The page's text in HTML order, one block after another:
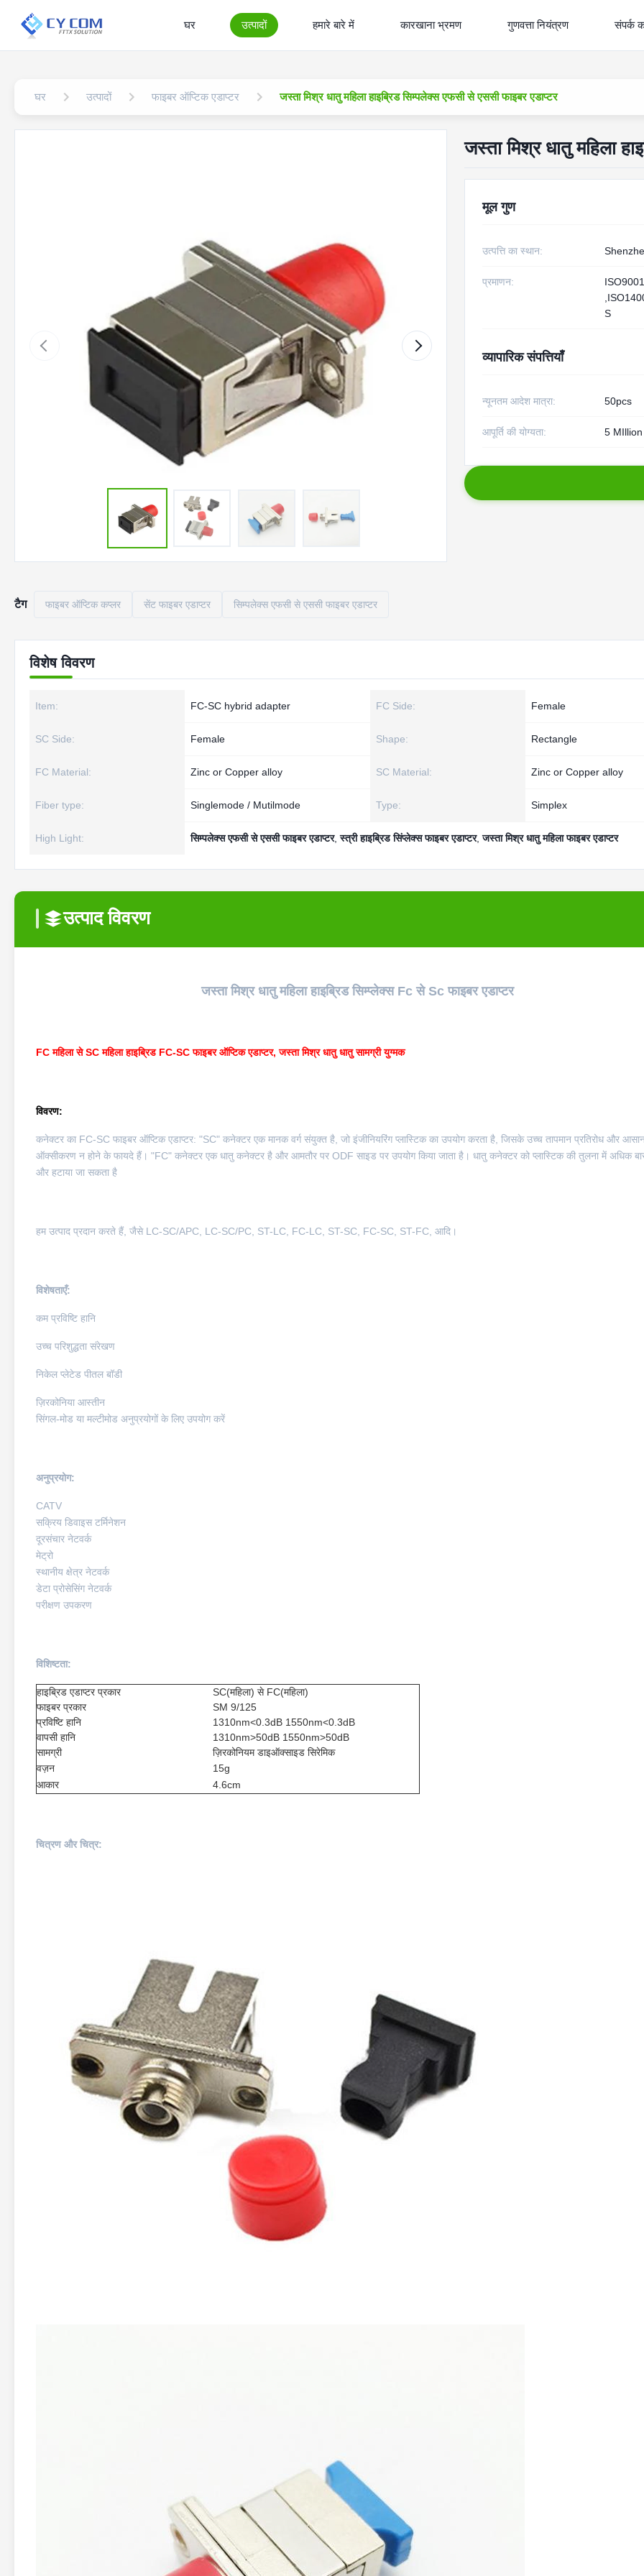
घर उत्पादों हमारे बारे में कारखाना भ्रमण गुणवत्ता नियंत्रण संपर्क
घर उत्पादों फाइबर ऑप्टिक एडाप्टर जस्ता मिश्र धातु महिला हाइब्रिड सिम्पलेक्स एफसी से एससी फाइबर एडाप्टर
जस्ता मिश्र धातु महिला
मूल गुण
उत्पत्ति का स्थान:
प्रमाणन:
S
व्यापारिक संपत्तियाँ
न्यूनतम आदेश मात्रा: 50pcs
आपूर्ति की योग्यता: 5
टैग फाइबर ऑप्टिक कप्लर सेंट फाइबर एडाप्टर सिम्पलेक्स एफसी से एससी फाइबर एडाप्टर
विशेष विवरण
Item: FC-SC hybrid adapter FC Side: Female
SC Side: Female Shape: Rectangle
FC Material: Zinc or Copper alloy SC Material: Zinc or Copper alloy
Fiber type: Singlemode / Mutilmode Type: Simplex
High Light: सिम्पलेक्स एफसी से एससी फाइबर एडाप्टर,स्त्री हाइब्रिड सिंप्लेक्स फाइबर एडाप्टर,जस्ता मिश्र धातु महिला फाइबर एडाप्टर
उत्पाद विवरण
जस्ता मिश्र धातु महिला हाइब्रिड सिम्प्लेक्स Fc से Sc फाइबर एडाप्टर
FC महिला से SC महिला हाइब्रिड FC-SC फाइबर ऑप्टिक एडाप्टर, जस्ता मिश्र धातु धातु सामग्री युग्मक
विवरण:
कनेक्टर का FC-SC फाइबर ऑप्टिक एडाप्टर: "SC" कनेक्टर एक मानक वर्ग संयुक्त है, जो इंजीनियरिंग प्लास्टिक का उपयोग करता है, जिसके उच्च तापमान प्रतिरोध और
ऑक्सीकरण न होने के फायदे हैं। "FC" कनेक्टर एक धातु कनेक्टर है और आमतौर पर ODF साइड पर उपयोग किया जाता है। धातु कनेक्टर को प्लास्टिक की तुलना में अधिक
और हटाया जा सकता है
हम उत्पाद प्रदान करते हैं, जैसे LC-SC/APC, LC-SC/PC, ST-LC, FC-LC, ST-SC, FC-SC, ST-FC, आदि।
विशेषताएँ:
कम प्रविष्टि हानि
उच्च परिशुद्धता संरेखण
निकेल प्लेटेड पीतल बॉडी
ज़िरकोनिया आस्तीन
सिंगल-मोड या मल्टीमोड अनुप्रयोगों के लिए उपयोग करें
अनुप्रयोग:
CATV
सक्रिय डिवाइस टर्मिनेशन
दूरसंचार नेटवर्क
मेट्रो
स्थानीय क्षेत्र नेटवर्क
डेटा प्रोसेसिंग नेटवर्क
परीक्षण उपकरण
विशिष्टता:
हाइब्रिड एडाप्टर प्रकार
SC(महिला) से FC(महिला)
फाइबर प्रकार
SM 9/125
प्रविष्टि हानि
1310nm<0.3dB 1550nm<0.3dB
वापसी हानि
1310nm>50dB 1550nm>50dB
सामग्री
ज़िरकोनियम डाइऑक्साइड सिरेमिक
वज़न
15g
आकार
4.6cm
चित्रण और चित्र: